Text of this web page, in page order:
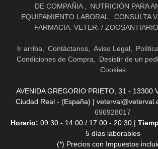
DE COMPAÑIA
NUTRICIÓN PARA
EQUIPAMIENTO LABORAL
CONSULTA
FARMACIA. VETER. /
Ir arriba Contáctanos Aviso Legal
Condiciones de Compra
Desistir de un
Cookies
AVENIDA GREGORIO PRIETO, 31 - 13300
Ciudad Real - (España) |
696928017
Horario: 09:30 - 14:00 / 17:00 - 20:30 |
5 días laborables
(*) Precios con Impuestos